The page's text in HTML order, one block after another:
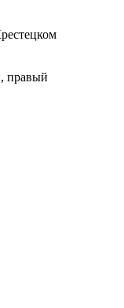
правый